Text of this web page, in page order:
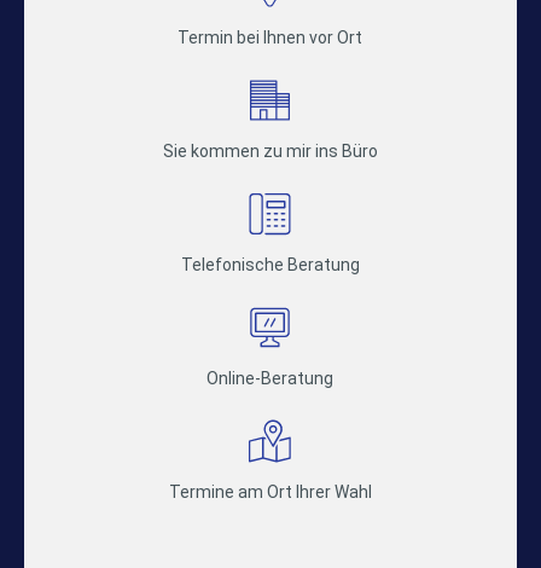
Termin bei Ihnen vor Ort
Sie kommen zu mir ins Büro
Telefonische Beratung
Online-Beratung
Termine am Ort Ihrer Wahl